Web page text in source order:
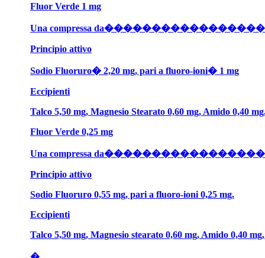
Fluor Verde 1 mg
Una compressa
Principio attivo
Sodio Fluoruro� 2,20 mg, pari a fluoro-ioni� 1 mg
Eccipienti
Talco 5,50 mg, Magnesio Stearato 0,60 mg, Amido 0,40
Fluor Verde 0,25 mg
Una compressa
Principio attivo
Sodio Fluoruro 0,55 mg, pari a fluoro-ioni 0,25 mg.
Eccipienti
Talco 5,50 mg, Magnesio stearato 0,60 mg, Amido 0,40